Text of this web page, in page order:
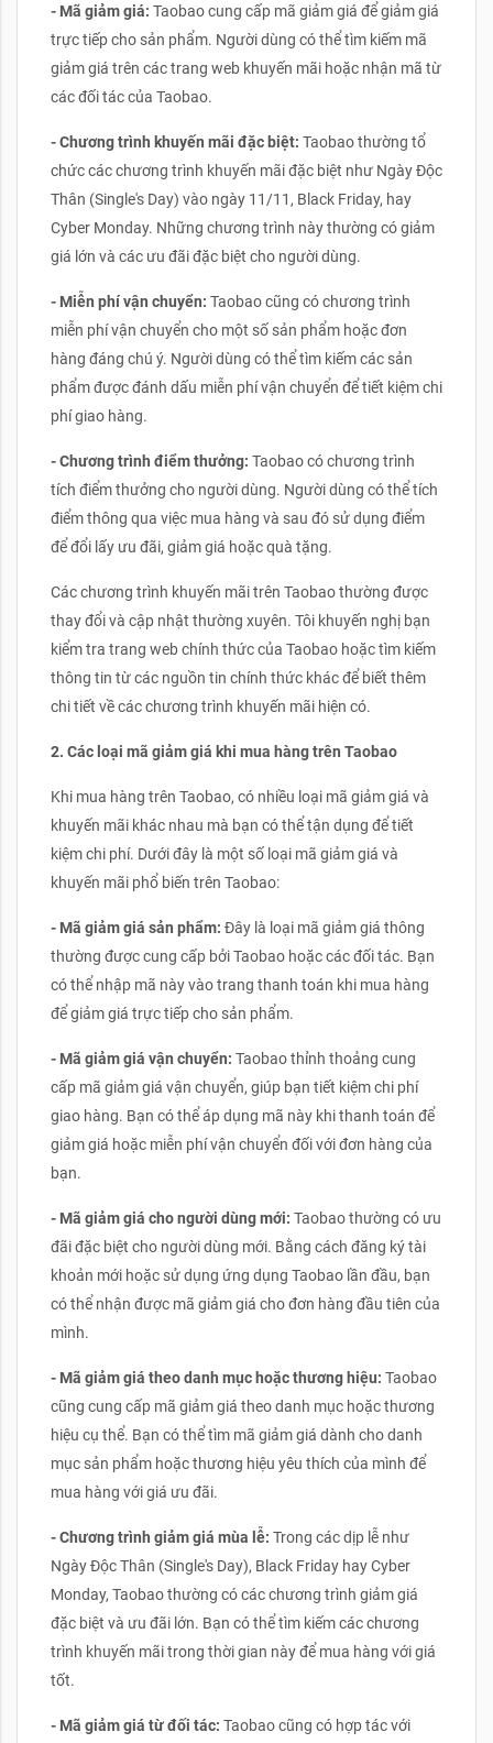
- Mã giảm giá: Taobao cung cấp mã giảm giá để giảm giá
trực tiếp cho sản phẩm. Người dùng có thể tìm kiếm mã
giảm giá trên các trang web khuyến mãi hoặc nhận mã từ
các đối tác của Taobao.
- Chương trình khuyến mãi đặc biệt: Taobao thường tổ
chức các chương trình khuyến mãi đặc biệt như Ngày Độc
Thân (Single's Day) vào ngày 11/11, Black Friday, hay
Cyber Monday. Những chương trình này thường có giảm
giá lớn và các ưu đãi đặc biệt cho người dùng.
- Miễn phí vận chuyển: Taobao cũng có chương trình
miễn phí vận chuyển cho một số sản phẩm hoặc đơn
hàng đáng chú ý. Người dùng có thể tìm kiếm các sản
phẩm được đánh dấu miễn phí vận chuyển để tiết kiệm chi
phí giao hàng.
- Chương trình điểm thưởng: Taobao có chương trình
tích điểm thưởng cho người dùng. Người dùng có thể tích
điểm thông qua việc mua hàng và sau đó sử dụng điểm
để đổi lấy ưu đãi, giảm giá hoặc quà tặng.
Các chương trình khuyến mãi trên Taobao thường được
thay đổi và cập nhật thường xuyên. Tôi khuyến nghị bạn
kiểm tra trang web chính thức của Taobao hoặc tìm kiếm
thông tin từ các nguồn tin chính thức khác để biết thêm
chi tiết về các chương trình khuyến mãi hiện có.
2. Các loại mã giảm giá khi mua hàng trên Taobao
Khi mua hàng trên Taobao, có nhiều loại mã giảm giá và
khuyến mãi khác nhau mà bạn có thể tận dụng để tiết
kiệm chi phí. Dưới đây là một số loại mã giảm giá và
khuyến mãi phổ biến trên Taobao:
- Mã giảm giá sản phẩm: Đây là loại mã giảm giá thông
thường được cung cấp bởi Taobao hoặc các đối tác. Bạn
có thể nhập mã này vào trang thanh toán khi mua hàng
để giảm giá trực tiếp cho sản phẩm.
- Mã giảm giá vận chuyển: Taobao thỉnh thoảng cung
cấp mã giảm giá vận chuyển, giúp bạn tiết kiệm chi phí
giao hàng. Bạn có thể áp dụng mã này khi thanh toán để
giảm giá hoặc miễn phí vận chuyển đối với đơn hàng của
bạn.
- Mã giảm giá cho người dùng mới: Taobao thường có ưu
đãi đặc biệt cho người dùng mới. Bằng cách đăng ký tài
khoản mới hoặc sử dụng ứng dụng Taobao lần đầu, bạn
có thể nhận được mã giảm giá cho đơn hàng đầu tiên của
mình.
- Mã giảm giá theo danh mục hoặc thương hiệu: Taobao
cũng cung cấp mã giảm giá theo danh mục hoặc thương
hiệu cụ thể. Bạn có thể tìm mã giảm giá dành cho danh
mục sản phẩm hoặc thương hiệu yêu thích của mình để
mua hàng với giá ưu đãi.
- Chương trình giảm giá mùa lễ: Trong các dịp lễ như
Ngày Độc Thân (Single's Day), Black Friday hay Cyber
Monday, Taobao thường có các chương trình giảm giá
đặc biệt và ưu đãi lớn. Bạn có thể tìm kiếm các chương
trình khuyến mãi trong thời gian này để mua hàng với giá
tốt.
- Mã giảm giá từ đối tác: Taobao cũng có hợp tác với